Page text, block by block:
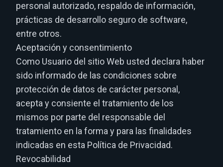
personal autorizado, respaldo de información,
prácticas de desarrollo seguro de software,
entre otros.
Aceptación y consentimiento
Como Usuario del sitio Web usted declara haber
sido informado de las condiciones sobre
protección de datos de carácter personal,
acepta y consiente el tratamiento de los
mismos por parte del responsable del
tratamiento en la forma y para las finalidades
indicadas en esta Política de Privacidad.
Revocabilidad